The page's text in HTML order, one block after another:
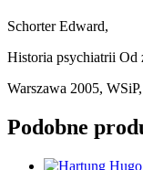
Schorter Edward,
Historia psychiatrii Od
Warszawa 2005,
Podobne